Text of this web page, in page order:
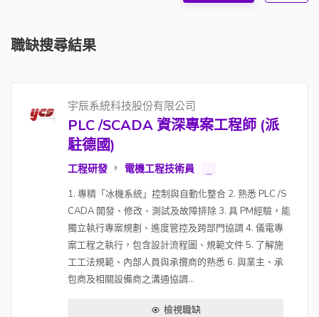
職缺搜尋結果
宇辰系統科技股份有限公司
PLC /SCADA 資深專案工程師 (派
駐德國)
工程研發 電機工程技術員 ...
1. 專精「冰機系統」控制與自動化整合 2. 熟悉 PLC /S
CADA 開發、修改、測試及故障排除 3. 具 PM經驗，能
獨立執行專案規劃、進度管控及跨部門協調 4. 儀電專
案工程之執行，包含設計流程圖、規範文件 5. 了解施
工工法規範、內部人員與承攬商的熟悉 6. 與業主、承
包商及相關設備商之溝通協調...
檢視職缺